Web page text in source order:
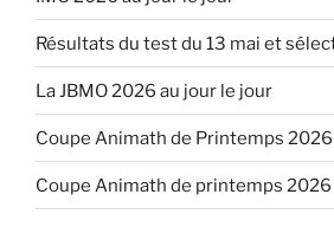
Résultats du test du 13 mai et
La JBMO 2026 au jour le jour
Coupe Animath de Printemps 2026
Coupe Animath de printemps 2026